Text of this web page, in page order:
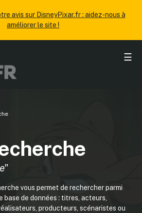
avis sur DisneyPixar.fr : aidez-nous à
améliorer le site !
☰
vous permet de rechercher parmi
base de données : titres, acteurs,
producteurs, scénaristes ou